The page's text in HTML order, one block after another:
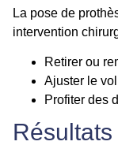
La pose de
intervention
Retirer ou
Ajuster le
Profiter des